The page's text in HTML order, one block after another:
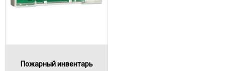
Пожарный инвентарь